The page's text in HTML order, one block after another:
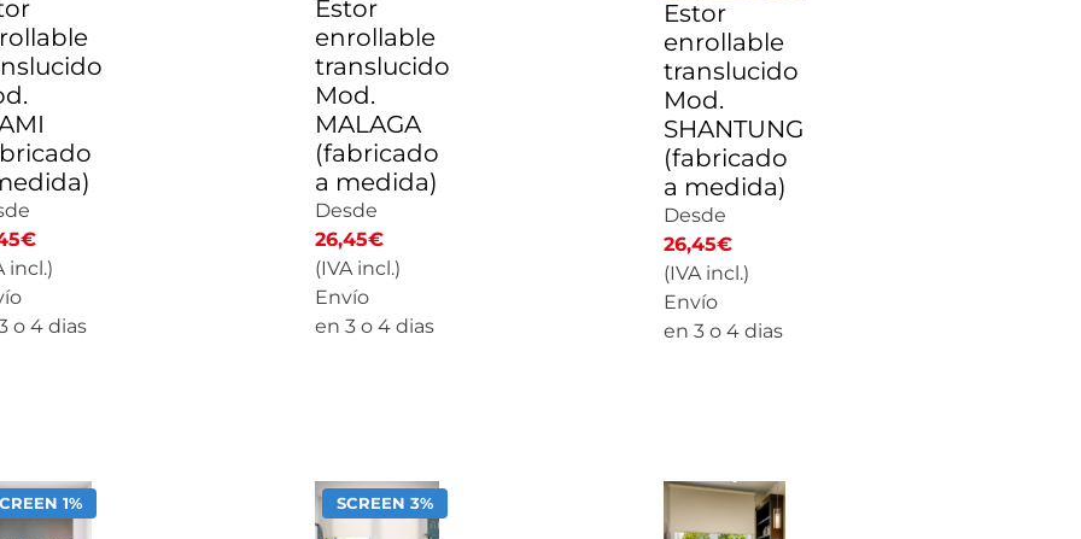
€
incl.)
o 4 dias
Estor
enrollable
translucido
Mod.
MALAGA
(fabricado
a medida)
Desde
26,45€
(IVA incl.)
Envío
en 3 o 4 dias
Estor
enrollable
translucido
Mod.
SHANTUNG
(fabricado
a medida)
Desde
26,45€
(IVA incl.)
Envío
en 3 o 4 dias
1% SCREEN 3%